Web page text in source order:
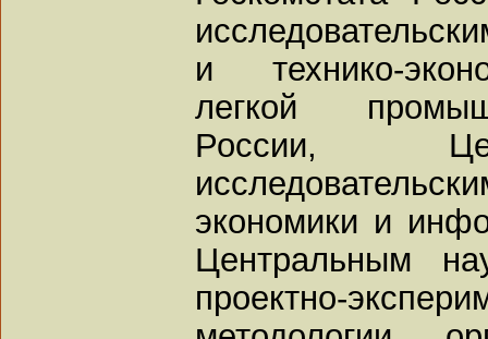
и технико-
легкой
России,
экономики и
Центральным
проектно-